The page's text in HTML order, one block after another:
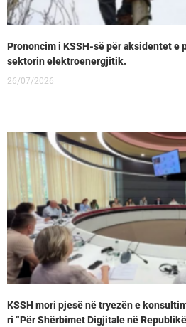
Prononcim i KSSH-së për aksidentet e
sektorin elektroenergjitik.
26/07/2026
KSSH mori pjesë në tryezën e
ri “Për Shërbimet Digjitale në